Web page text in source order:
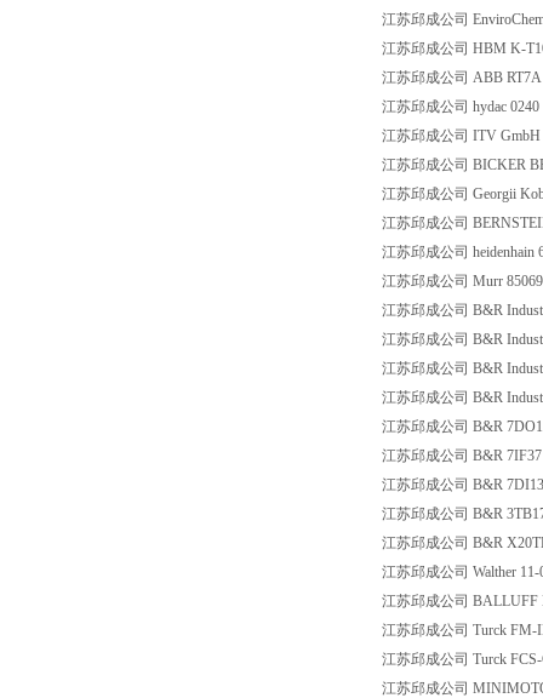
江苏邱成公司
江苏邱成公司 HBM K-
江苏邱成公司 ABB
江苏邱成公司 hydac
江苏邱成公司 ITV GmbH
江苏邱成公司 BICKER
江苏邱成公司 Georgii
江苏邱成公司
江苏邱成公司 heidenhain
江苏邱成公司 Murr 85069
江苏邱成公司 B&R
江苏邱成公司 B&R
江苏邱成公司 B&R
江苏邱成公司 B&R
江苏邱成公司 B&R
江苏邱成公司 B&R
江苏邱成公司 B&R
江苏邱成公司 B&R
江苏邱成公司 B&R
江苏邱成公司 Walther
江苏邱成公司 BALLUFF
江苏邱成公司 Turck FM-
江苏邱成公司 Turck
江苏邱成公司